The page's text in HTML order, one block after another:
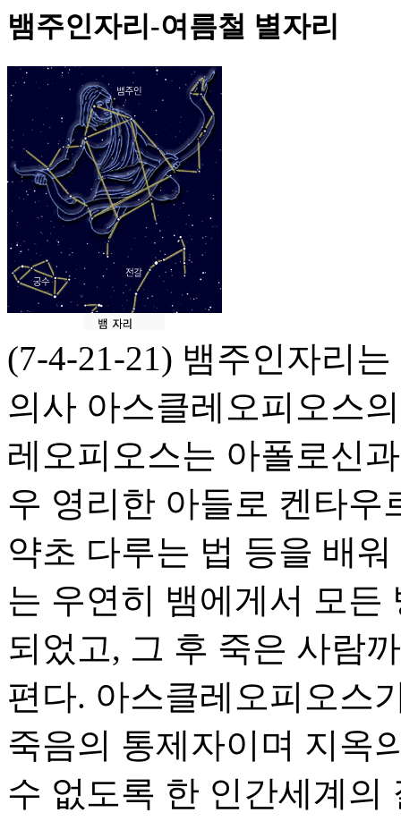
뱀주인자리-여름철 별자리
(7-4-21-21) 뱀주인자리
의사 아스클레오피오스
레오피오스는 아폴로신
우 영리한 아들로 켄타우
약초 다루는 법 등을 배
는 우연히 뱀에게서 모든
되었고, 그 후 죽은 사람
편다. 아스클레오피오스
죽음의 통제자이며 지옥
수 없도록 한 인간세계의